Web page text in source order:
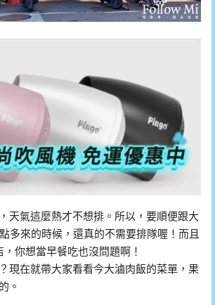
天氣這麼熱才不想排。所以，要順便跟大
多來的時候，還真的不需要排隊喔！而且
你想當早餐吃也沒問題啊！
現在就帶大家看看今大滷肉飯的菜單，果
。